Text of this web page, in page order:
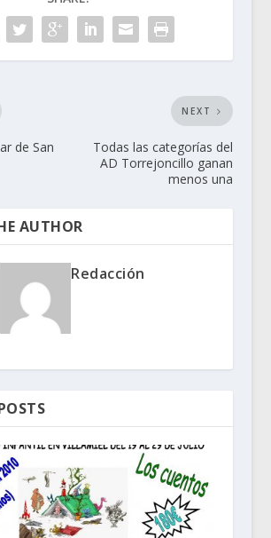
de San
NEXT
Todas las categorías del
AD Torrejoncillo ganan
menos una
AUTHOR
Redacción